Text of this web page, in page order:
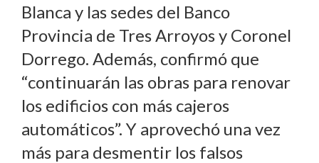
Blanca y las sedes del Banco
Provincia de Tres Arroyos y Coronel
Dorrego. Además, confirmó que
“continuarán las obras para renovar
los edificios con más cajeros
automáticos”. Y aprovechó una vez
más para desmentir los falsos